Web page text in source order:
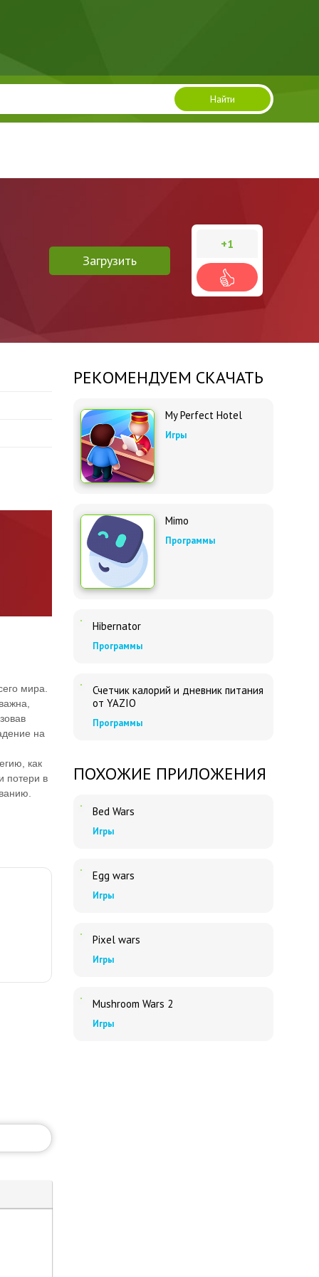
Найти
Загрузить
+1
мира.
на
как
потери в
РЕКОМЕНДУЕМ СКАЧАТЬ
My Perfect Hotel
Игры
Mimo
Программы
Hibernator
Программы
Счетчик калорий и дневник питания
от YAZIO
Программы
ПОХОЖИЕ ПРИЛОЖЕНИЯ
Bed Wars
Игры
Egg wars
Игры
Pixel wars
Игры
Mushroom Wars 2
Игры